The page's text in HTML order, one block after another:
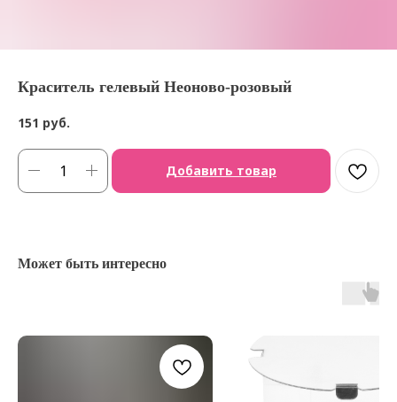
Краситель гелевый Неоново-розовый
151 руб.
Добавить товар
Может быть интересно